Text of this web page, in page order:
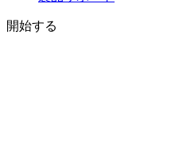
開始する